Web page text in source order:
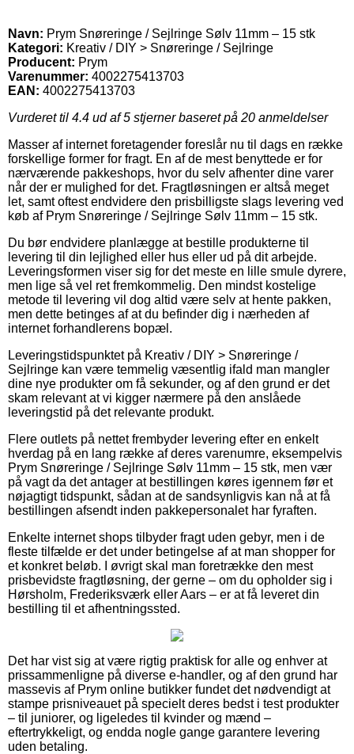
Navn: Prym Snøreringe / Sejlringe Sølv 11mm – 15 stk
Kategori: Kreativ / DIY > Snøreringe / Sejlringe
Producent: Prym
Varenummer: 4002275413703
EAN: 4002275413703
Vurderet til 4.4 ud af 5 stjerner baseret på 20 anmeldelser
Masser af internet foretagender foreslår nu til dags en række
forskellige former for fragt. En af de mest benyttede er for
nærværende pakkeshops, hvor du selv afhenter dine varer
når der er mulighed for det. Fragtløsningen er altså meget
let, samt oftest endvidere den prisbilligste slags levering ved
køb af Prym Snøreringe / Sejlringe Sølv 11mm – 15 stk.
Du bør endvidere planlægge at bestille produkterne til
levering til din lejlighed eller hus eller ud på dit arbejde.
Leveringsformen viser sig for det meste en lille smule dyrere,
men lige så vel ret fremkommelig. Den mindst kostelige
metode til levering vil dog altid være selv at hente pakken,
men dette betinges af at du befinder dig i nærheden af
internet forhandlerens bopæl.
Leveringstidspunktet på Kreativ / DIY > Snøreringe /
Sejlringe kan være temmelig væsentlig ifald man mangler
dine nye produkter om få sekunder, og af den grund er det
skam relevant at vi kigger nærmere på den anslåede
leveringstid på det relevante produkt.
Flere outlets på nettet frembyder levering efter en enkelt
hverdag på en lang række af deres varenumre, eksempelvis
Prym Snøreringe / Sejlringe Sølv 11mm – 15 stk, men vær
på vagt da det antager at bestillingen køres igennem før et
nøjagtigt tidspunkt, sådan at de sandsynligvis kan nå at få
bestillingen afsendt inden pakkepersonalet har fyraften.
Enkelte internet shops tilbyder fragt uden gebyr, men i de
fleste tilfælde er det under betingelse af at man shopper for
et konkret beløb. I øvrigt skal man foretrække den mest
prisbevidste fragtløsning, der gerne – om du opholder sig i
Hørsholm, Frederiksværk eller Aars – er at få leveret din
bestilling til et afhentningssted.
Det har vist sig at være rigtig praktisk for alle og enhver at
prissammenligne på diverse e-handler, og af den grund har
massevis af Prym online butikker fundet det nødvendigt at
stampe prisniveauet på specielt deres bedst i test produkter
– til juniorer, og ligeledes til kvinder og mænd –
eftertrykkeligt, og endda nogle gange garantere levering
uden betaling.